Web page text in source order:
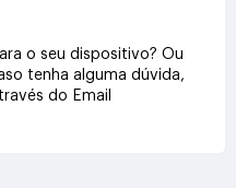
o seu dispositivo? Ou
tenha alguma dúvida,
do Email